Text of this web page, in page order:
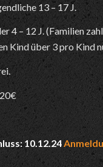
13 – 17 J.
4 – 12 J. (Familien
Kind über 3 pro Kind
10.12.24